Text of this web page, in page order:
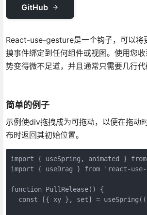
GitHub
React-use-gesture是一个钩子，可以将
摸事件绑定到任何组件或视图。使用您
势变得微不足道，并且通常只需要几行
简单的例子
示例使div拖拽成为可拖动，以便在拖动
布时返回其初始位置。
import { useSpring, animated }
import { useDrag } from 'react-
function PullRelease() {
const [{ xy }, set] =